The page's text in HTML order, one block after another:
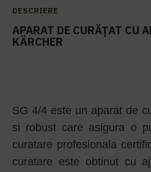
DESCRIERE
APARAT DE CURĂȚAT CU
KÄRCHER
SG 4/4 este un aparat de
si robust care asigura o
curatare profesionala
curatare este obtinut cu